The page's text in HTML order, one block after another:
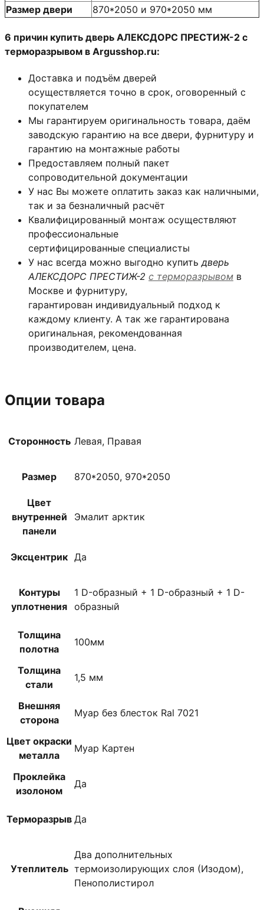
Размер двери
870*2050 и 970*2050 мм
6 причин купить дверь АЛЕКСДОРС ПРЕСТИЖ-2 с
терморазрывом в Argusshop.ru:
Доставка и подъём дверей
осуществляется точно в срок, оговоренный с
покупателем
Мы гарантируем оригинальность товара, даём
заводскую гарантию на все двери, фурнитуру и
гарантию на монтажные работы
Предоставляем полный пакет
сопроводительной документации
У нас Вы можете оплатить заказ как наличными,
так и за безналичный расчёт
Квалифицированный монтаж осуществляют
профессиональные
сертифицированные специалисты
У нас всегда можно выгодно купитьдверь
АЛЕКСДОРС ПРЕСТИЖ-2 с терморазрывом в
Москве и фурнитуру,
гарантирован индивидуальный подход к
каждому клиенту. А так же гарантирована
оригинальная, рекомендованная
производителем, цена.
Опции товара
Сторонность Левая, Правая
Размер 870*2050, 970*2050
Цвет
внутренней
панели
Эмалит арктик
Эксцентрик Да
Контуры
уплотнения
1 D-образный + 1 D-образный + 1 D-
образный
Толщина
полотна
100мм
Толщина
стали
1,5 мм
Внешняя
сторона
Муар без блесток Ral 7021
Цвет окраски
металла
Муар Картен
Проклейка
изолоном
Да
Терморазрыв Да
Утеплитель
Два дополнительных
термоизолирующих слоя (Изодом),
Пенополистирол